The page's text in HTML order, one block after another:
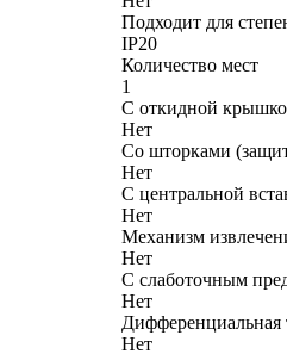
Подходит для
IP20
Количество мест
1
С откидной
Нет
Со шторками
Нет
С центральной
Нет
Механизм
Нет
С слаботочным
Нет
Дифференциальная
Нет